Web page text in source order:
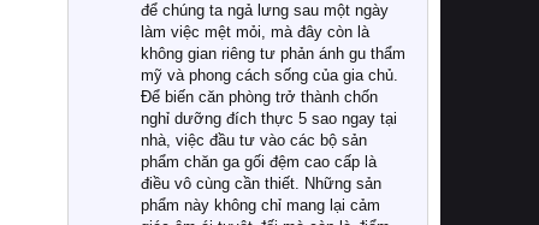
để chúng ta ngả lưng sau một ngày
làm việc mệt mỏi, mà đây còn là
không gian riêng tư phản ánh gu thẩm
mỹ và phong cách sống của gia chủ.
Để biến căn phòng trở thành chốn
nghỉ dưỡng đích thực 5 sao ngay tại
nhà, việc đầu tư vào các bộ sản
phẩm chăn ga gối đệm cao cấp là
điều vô cùng cần thiết. Những sản
phẩm này không chỉ mang lại cảm